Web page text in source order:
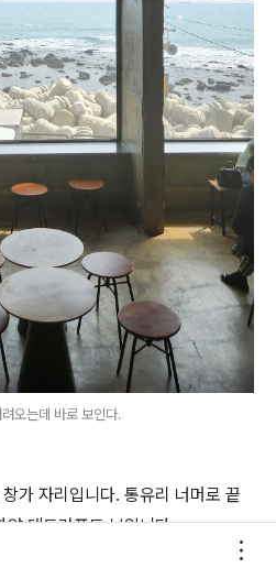
오는데 바로 보인다.
가 자리입니다. 통유리 너머로 끝
얀 테트라포드 보입니다.